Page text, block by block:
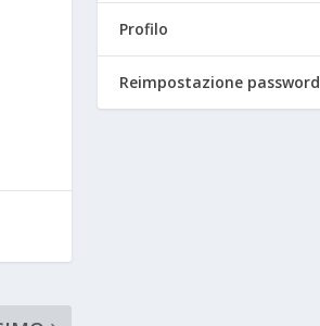
Profilo
Reimpostazione password